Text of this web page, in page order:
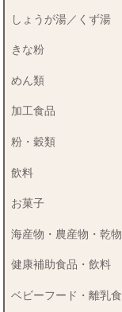
しょうが湯／くず湯
きな粉
めん類
加工食品
粉・穀類
飲料
お菓子
海産物・農産物・乾物
健康補助食品・飲料
ベビーフード・離乳食